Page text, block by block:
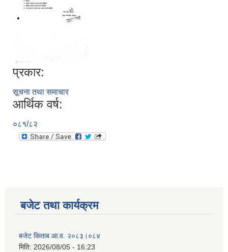
प्रकार:
सूचना तथा समाचार
आर्थिक वर्ष:
०८१/८२
बजेट तथा कार्यक्रम
बजेट किताब आ.व. २०८३।०८४
मिति: 2026/08/05 - 16:23